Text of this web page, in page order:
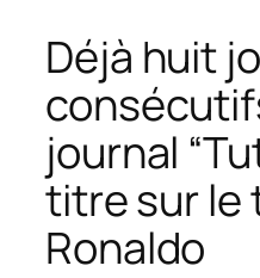
Déjà huit
journal
titre sur le
Ronaldo